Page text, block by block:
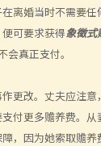
离婚当时不需要
可要求获得象徵
真正支付。
更改。丈夫应注
付更多赡养费。
，因为她索取赡